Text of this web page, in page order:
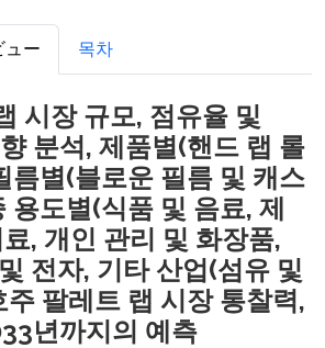
ュー 목차
시장 규모, 점유율 및
분석, 제품별(핸드 랩 롤
름별(블로운 필름 및 캐스
용도별(식품 및 음료, 제
, 개인 관리 및 화장품,
전자, 기타 산업(섬유 및
팔레트 랩 시장 통찰력,
년까지의 예측